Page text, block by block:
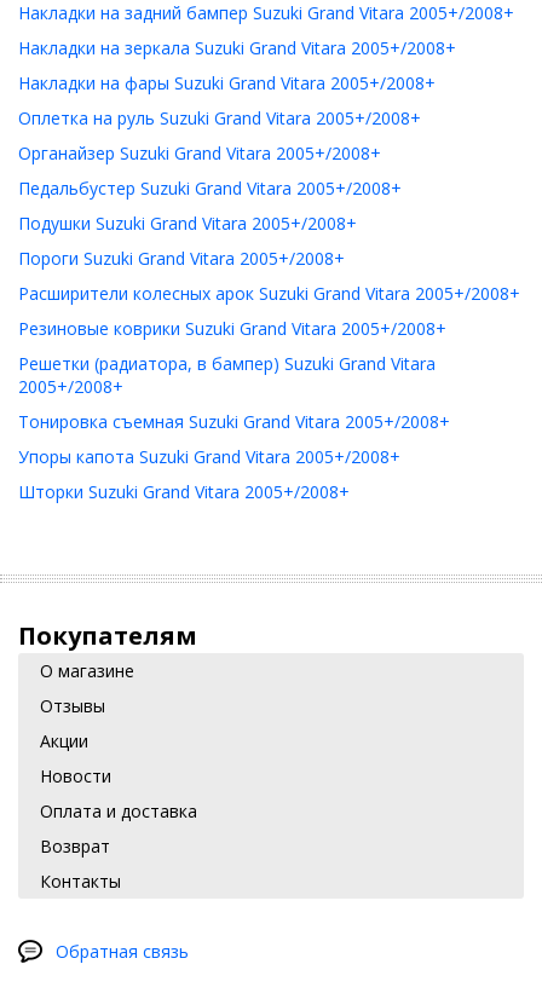
Накладки на задний бампер Suzuki Grand Vitara 2005+/2008+
Накладки на зеркала Suzuki Grand Vitara 2005+/2008+
Накладки на фары Suzuki Grand Vitara 2005+/2008+
Оплетка на руль Suzuki Grand Vitara 2005+/2008+
Органайзер Suzuki Grand Vitara 2005+/2008+
Педальбустер Suzuki Grand Vitara 2005+/2008+
Подушки Suzuki Grand Vitara 2005+/2008+
Пороги Suzuki Grand Vitara 2005+/2008+
Расширители колесных арок Suzuki Grand Vitara 2005+/2008+
Резиновые коврики Suzuki Grand Vitara 2005+/2008+
Решетки (радиатора, в бампер) Suzuki Grand Vitara
2005+/2008+
Тонировка съемная Suzuki Grand Vitara 2005+/2008+
Упоры капота Suzuki Grand Vitara 2005+/2008+
Шторки Suzuki Grand Vitara 2005+/2008+
Покупателям
О магазине
Отзывы
Акции
Новости
Оплата и доставка
Возврат
Контакты
Обратная связь